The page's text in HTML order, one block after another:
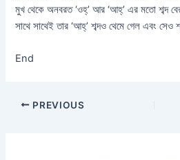
মুখ থেকে অনবরত ‘ওহ্’ আর ‘আহ্’ এর মতো শব্দ
সাথে সাথেই তার ‘আহ্’ শব্দও থেমে গেল এবং সেও
End
PREVIOUS